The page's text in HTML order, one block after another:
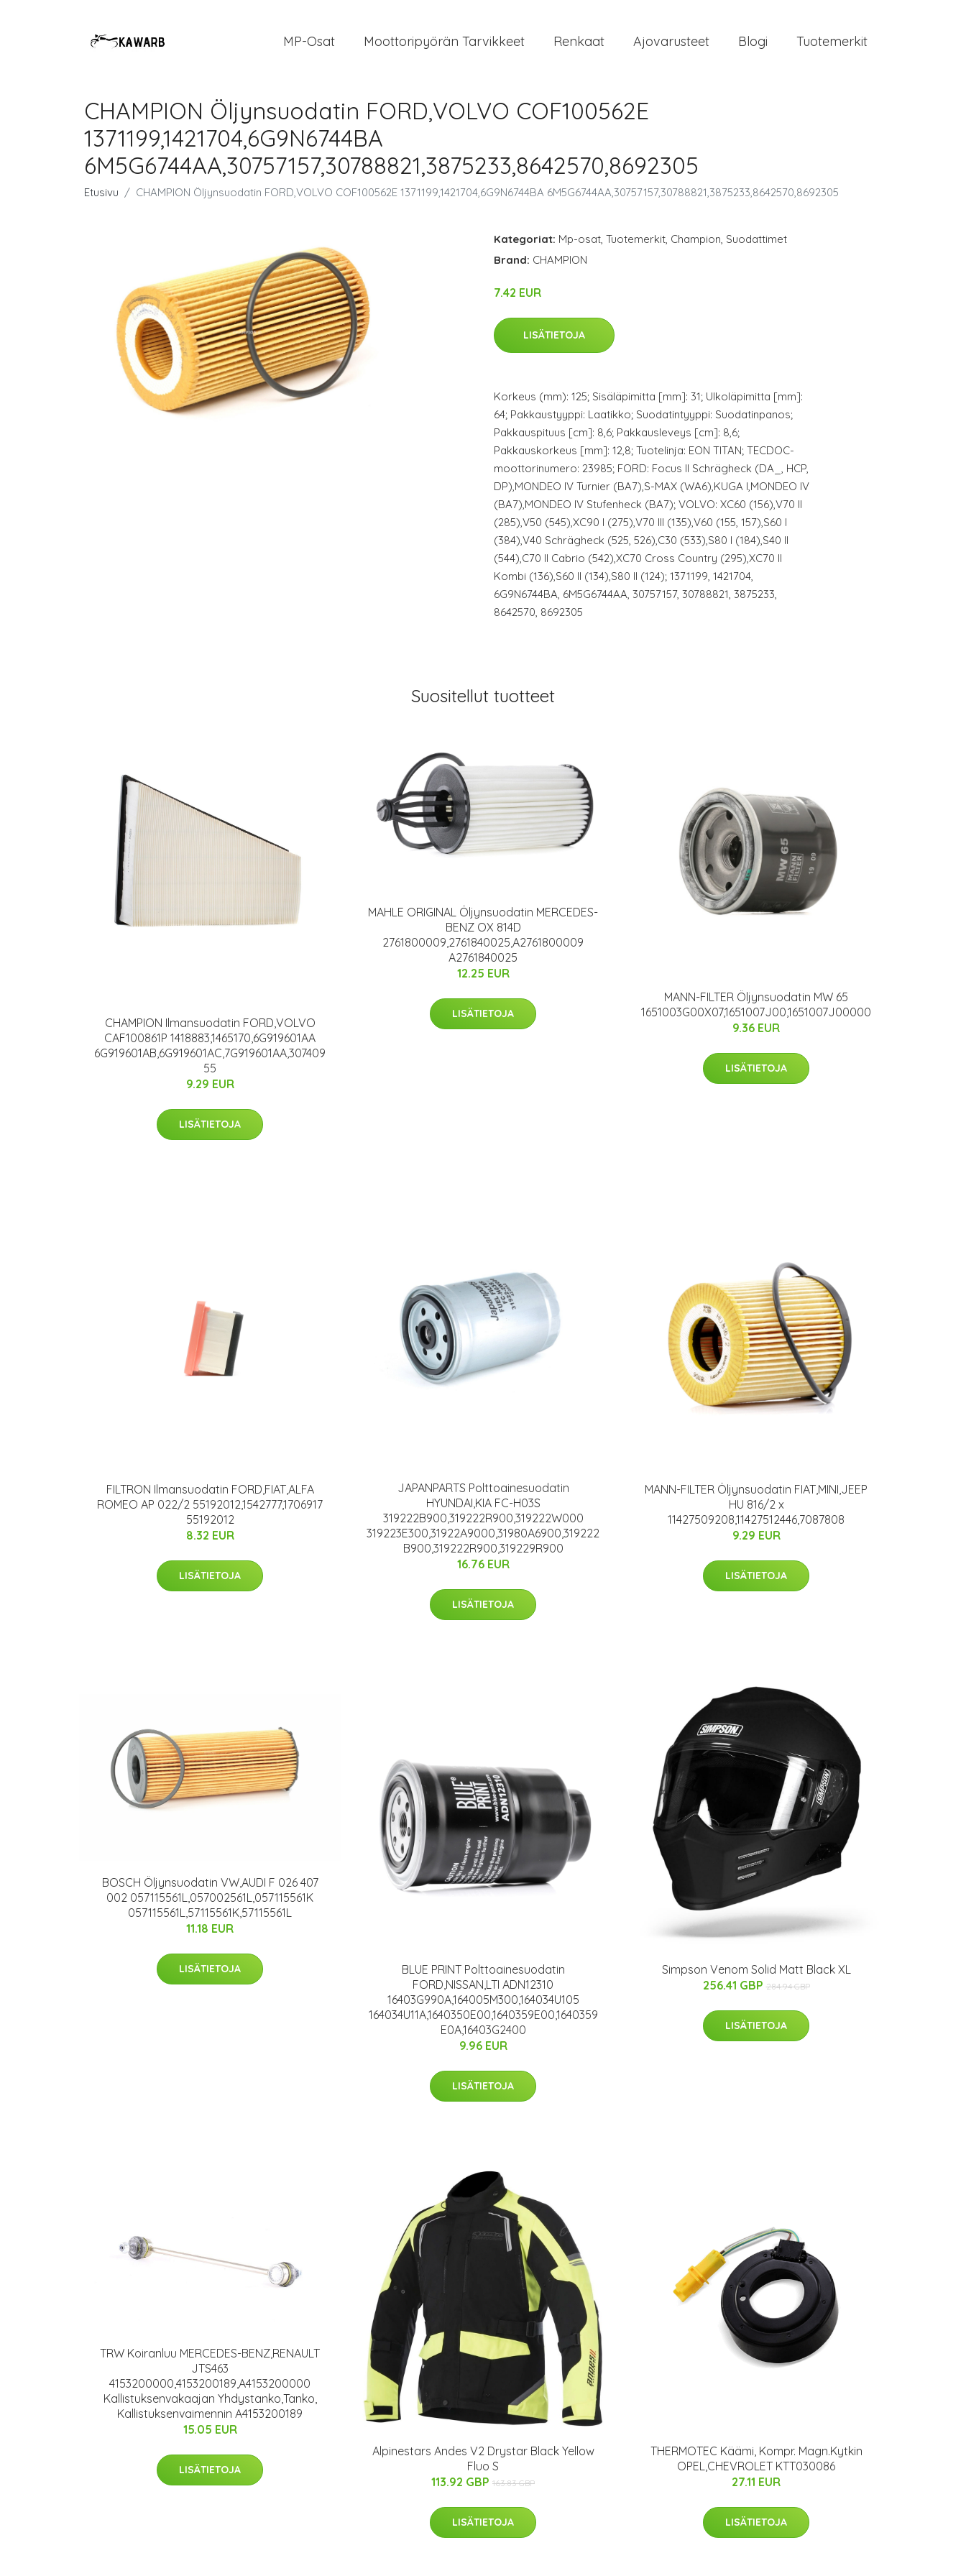
MP-Osat Moottoripyörän Tarvikkeet Renkaat Ajovarusteet Blogi Tuotemerkit
CHAMPION Öljynsuodatin FORD,VOLVO COF100562E
1371199,1421704,6G9N6744BA
6M5G6744AA,30757157,30788821,3875233,8642570,8692305
Etusivu CHAMPION Öljynsuodatin FORD,VOLVO COF100562E 1371199,1421704,6G9N6744BA 6M5G6744AA,30757157,30788821,3875233,8642570,8692305
Kategoriat: Mp-osat, Tuotemerkit, Champion, Suodattimet
Brand: CHAMPION
7.42 EUR
LISÄTIETOJA
Korkeus (mm): 125; Sisäläpimitta [mm]: 31; Ulkoläpimitta [mm]:
64; Pakkaustyyppi: Laatikko; Suodatintyyppi: Suodatinpanos;
Pakkauspituus [cm]: 8,6; Pakkausleveys [cm]: 8,6;
Pakkauskorkeus [mm]: 12,8; Tuotelinja: EON TITAN; TECDOC-
moottorinumero: 23985; FORD: Focus II Schrägheck (DA_, HCP,
DP),MONDEO IV Turnier (BA7),S-MAX (WA6),KUGA I,MONDEO IV
(BA7),MONDEO IV Stufenheck (BA7); VOLVO: XC60 (156),V70 II
(285),V50 (545),XC90 I (275),V70 III (135),V60 (155, 157),S60 I
(384),V40 Schrägheck (525, 526),C30 (533),S80 I (184),S40 II
(544),C70 II Cabrio (542),XC70 Cross Country (295),XC70 II
Kombi (136),S60 II (134),S80 II (124); 1371199, 1421704,
6G9N6744BA, 6M5G6744AA, 30757157, 30788821, 3875233,
8642570, 8692305
Suositellut tuotteet
CHAMPION Ilmansuodatin FORD,VOLVO
CAF100861P 1418883,1465170,6G919601AA
6G919601AB,6G919601AC,7G919601AA,307409
55
9.29 EUR
LISÄTIETOJA
MAHLE ORIGINAL Öljynsuodatin MERCEDES-
BENZ OX 814D
2761800009,2761840025,A2761800009
A2761840025
12.25 EUR
LISÄTIETOJA
MANN-FILTER Öljynsuodatin MW 65
1651003G00X07,1651007J00,1651007J00000
9.36 EUR
LISÄTIETOJA
FILTRON Ilmansuodatin FORD,FIAT,ALFA
ROMEO AP 022/2 55192012,1542777,1706917
55192012
8.32 EUR
LISÄTIETOJA
JAPANPARTS Polttoainesuodatin
HYUNDAI,KIA FC-H03S
319222B900,319222R900,319222W000
319223E300,31922A9000,31980A6900,319222
B900,319222R900,319229R900
16.76 EUR
LISÄTIETOJA
MANN-FILTER Öljynsuodatin FIAT,MINI,JEEP
HU 816/2 x
11427509208,11427512446,7087808
9.29 EUR
LISÄTIETOJA
BOSCH Öljynsuodatin VW,AUDI F 026 407
002 057115561L,057002561L,057115561K
057115561L,57115561K,57115561L
11.18 EUR
LISÄTIETOJA
BLUE PRINT Polttoainesuodatin
FORD,NISSAN,LTI ADN12310
16403G990A,164005M300,164034U105
164034U11A,1640350E00,1640359E00,1640359
E0A,16403G2400
9.96 EUR
LISÄTIETOJA
Simpson Venom Solid Matt Black XL
256.41 GBP 284.94 GBP
LISÄTIETOJA
TRW Koiranluu MERCEDES-BENZ,RENAULT
JTS463
4153200000,4153200189,A4153200000
Kallistuksenvakaajan Yhdystanko,Tanko,
Kallistuksenvaimennin A4153200189
15.05 EUR
LISÄTIETOJA
Alpinestars Andes V2 Drystar Black Yellow
Fluo S
113.92 GBP 163.83 GBP
LISÄTIETOJA
THERMOTEC Käämi, Kompr. Magn.Kytkin
OPEL,CHEVROLET KTT030086
27.11 EUR
LISÄTIETOJA